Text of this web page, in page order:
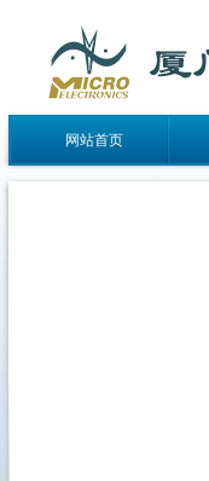
网站首页